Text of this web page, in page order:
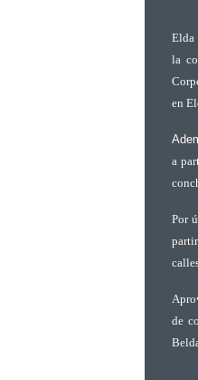
Elda
la
en
a
Por
de